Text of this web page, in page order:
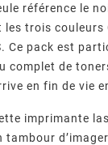
référence le
les trois couleurs
Ce pack est
complet de
en fin de vie
imprimante